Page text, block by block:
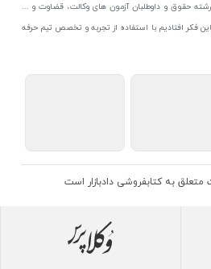
حقوق و داوطلبان آزمون های وکالت، قضاوت و ...
این فکر افتادیم با استفاده از تجربه و تخصص تیم حرفه
ارائه کنیم. به این منظور با راه اندازی و تجهیز
منظور ارائه مطمئن ترین خدمات مجموعه بسیار کامل و
عرضه کرده ایم. علاوه بر این با بهره گیری از فناوری
کافی و به اتکای اعتبار این مجموعه قدیمی کتاب و
به کتابفروشی دادبازار است